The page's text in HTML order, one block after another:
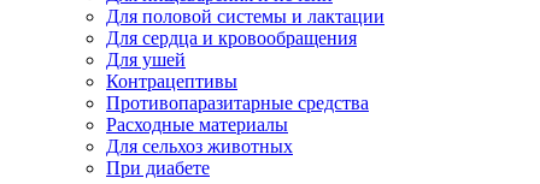
Для половой системы и лактации
Для сердца и кровообращения
Для ушей
Контрацептивы
Противопаразитарные средства
Расходные материалы
Для сельхоз животных
При диабете